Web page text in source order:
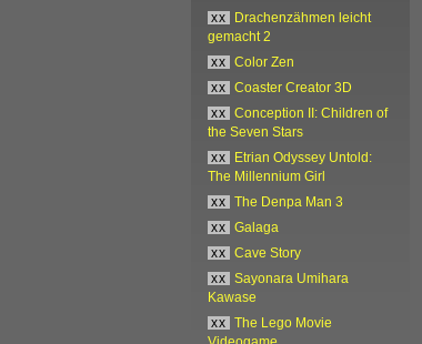
xx
Drachenzähmen leicht
gemacht 2
xx
Color Zen
xx
Coaster Creator 3D
xx
Conception II: Children of
the Seven Stars
xx
Etrian Odyssey Untold:
The Millennium Girl
xx
The Denpa Man 3
xx
Galaga
xx
Cave Story
xx
Sayonara Umihara
Kawase
xx
The Lego Movie